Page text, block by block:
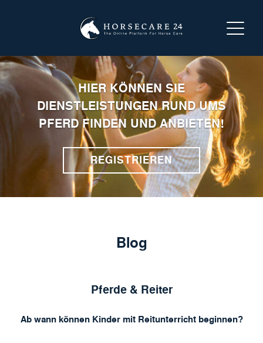
LOGIN REGISTRIEREN
ÜBER HORSECARE24
NACH EINER DIENSTLEISTUNG SUCHEN
EINE DIENSTLEISTUNG ANBIETEN
HIER KÖNNEN SIE
DIENSTLEISTUNGEN RUND UMS
PFERD FINDEN UND ANBIETEN!
REGISTRIEREN
Blog
Pferde & Reiter
Ab wann können Kinder mit Reitunterricht beginnen?